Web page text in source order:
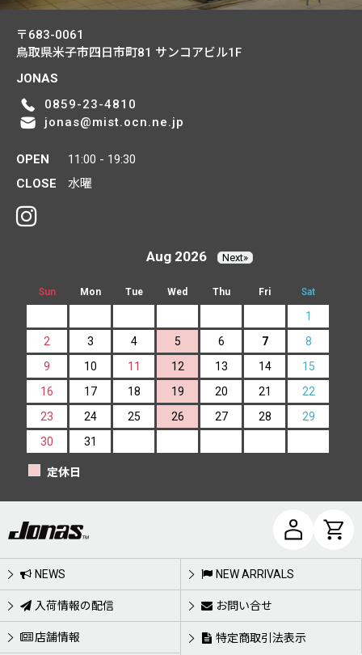
〒683-0061
鳥取県米子市四日市町81 サンコアビル1F
JONAS
0859-23-4810
jonas@mist.ocn.ne.jp
OPEN
11:00 - 19:30
CLOSE
水曜
Aug 2026 Next»
Sun Mon Tue Wed Thu Fri Sat
1
2
3 4 5 6 7
8
9
10 11 12 13 14
15
16
17 18 19 20 21
22
23
24 25 26 27 28
29
30
31
定休日
NEWS NEW ARRIVALS
入荷情報の配信 お問い合せ
店舗情報 特定商取引法表示